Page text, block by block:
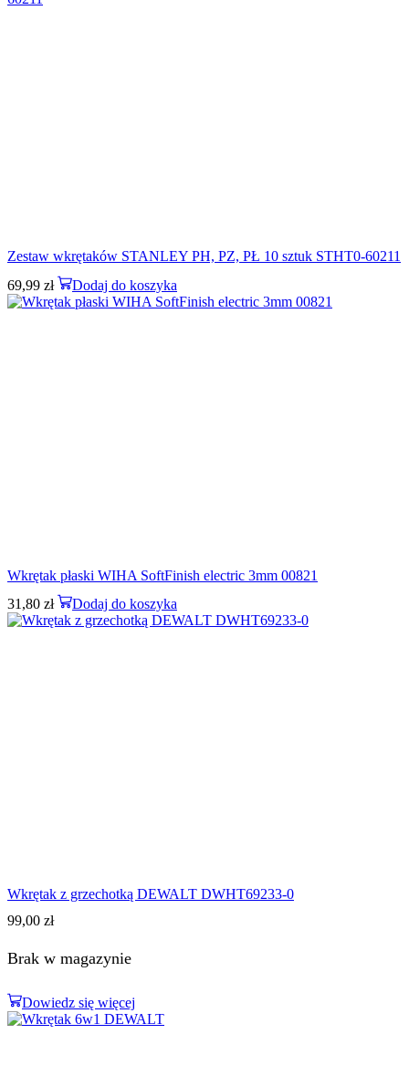
Zestaw wkrętaków STANLEY PH, PZ, PŁ 10 sztuk STHT0-60211
69,99 zł Dodaj do koszyka
Wkrętak płaski WIHA SoftFinish electric 3mm 00821
31,80 zł Dodaj do koszyka
Wkrętak z grzechotką DEWALT DWHT69233-0
99,00 zł
Brak w magazynie
Dowiedz się więcej